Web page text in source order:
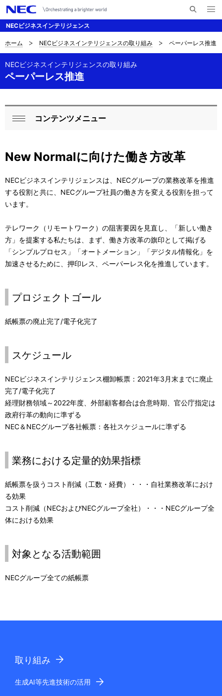
NECビジネスインテリジェンス
メ
ニ
を
ナ
ビ
ゲ
シ
D
i
s
y
i
n
g
p
r
e
e
n
o
c
a
t
i
o
n
i
n
t
h
e
ホーム NECビジネスインテリジェンスの取り組み ペーパーレス推進
ペーパーレス推進
NECビジネスインテリジェンスの取り組み
c
a
l
a
v
i
g
a
t
i
o
n
る
コンテンツメニュー
New Normalに向けた働き方改革
NECビジネスインテリジェンスは、NECグループの業務改革を推進
する役割と共に、NECグループ社員の働き方を変える役割を担って
います。
テレワーク（リモートワーク）の阻害要因を見直し、「新しい働き
方」を提案する私たちは、まず、働き方改革の旗印として掲げる
「シンプルプロセス」「オートメーション」「デジタル情報化」を
加速させるために、押印レス、ペーパーレス化を推進しています。
プロジェクトゴール
紙帳票の廃止完了/電子化完了
スケジュール
NECビジネスインテリジェンス棚卸帳票：2021年3月末までに廃止
完了/電子化完了
経理財務領域～2022年度、外部顧客都合は合意時期、官公庁指定は
政府行革の動向に準ずる
NEC＆NECグループ各社帳票：各社スケジュールに準ずる
業務における定量的効果指標
紙帳票を扱うコスト削減（工数・経費）・・・自社業務改革におけ
る効果
コスト削減（NECおよびNECグループ全社）・・・NECグループ全
体における効果
対象となる活動範囲
NECグループ全ての紙帳票
取り組み
生成AI等先進技術の活用